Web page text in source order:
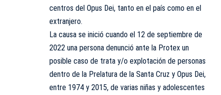
centros del Opus Dei, tanto en el país como en el
extranjero.
La causa se inició cuando el 12 de septiembre de
2022 una persona denunció ante la Protex un
posible caso de trata y/o explotación de personas
dentro de la Prelatura de la Santa Cruz y Opus Dei,
entre 1974 y 2015, de varias niñas y adolescentes